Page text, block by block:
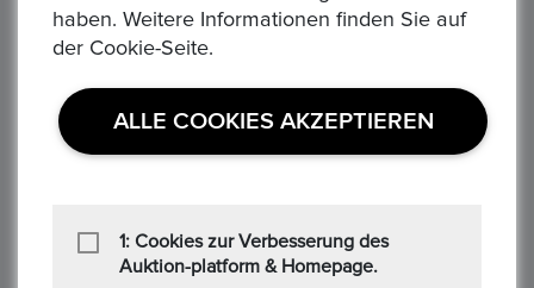
D******i
29/10/2022 05:21 AM
haben. Weitere Informationen finden Sie auf
der Cookie-Seite.
ALLE COOKIES AKZEPTIEREN
1: Cookies zur Verbesserung des
Auktion-platform & Homepage.